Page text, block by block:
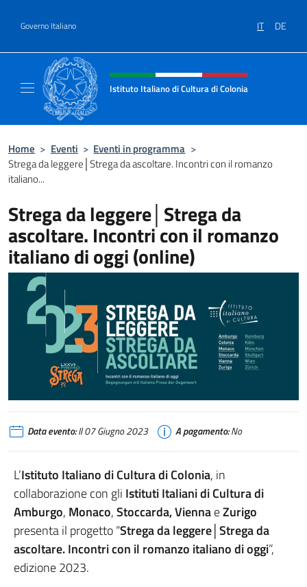
Governo Italiano IT DE
Intestazione sito, social e menù
Istituto Italiano di Cultura di Colonia
Home > Eventi > Eventi in programma >
Strega da leggere│Strega da ascoltare. Incontri con il romanzo
italiano...
Strega da leggere│Strega da
ascoltare. Incontri con il romanzo
italiano di oggi (online)
Data evento:Il 07 Giugno 2023 A pagamento:No
L’Istituto Italiano di Cultura di Colonia, in
collaborazione con gli Istituti Italiani di Cultura di
Amburgo, Monaco,Stoccarda, ViennaeZurigo
presenta il progetto “Strega da leggere│Strega da
ascoltare. Incontri con il romanzo italiano di oggi”,
edizione 2023.